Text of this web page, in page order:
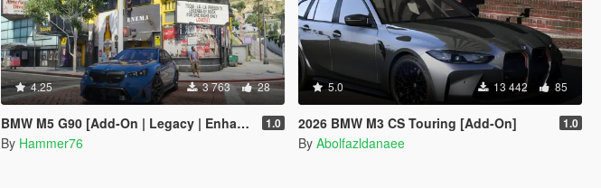
4.25 3 763 28
BMW M5 G90 [Add-On | Legacy | Enhanced] 1.0
By Hammer76
5.0 13 442 85
2026 BMW M3 CS Touring [Add-On] 1.0
By Abolfazldanaee